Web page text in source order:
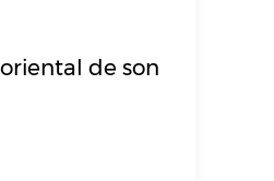
de son